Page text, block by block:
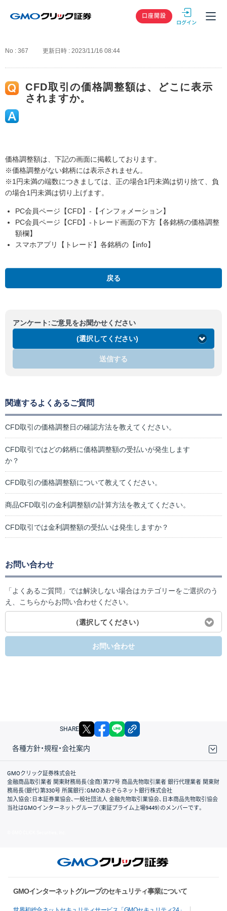
GMOクリック
口座開設
No : 367 更新日時 : 2023/11/16 08:44
CFD取引の価格調整額は、どこに表示
されますか。
価格調整額は、下記の画面に掲載しております。
※価格調整がない銘柄には表示されません。
※1円未満の端数につきましては、正の場合1円未満は切り捨て、負
の場合1円未満は切り上げます。
PC会員ページ【CFD】-【インフォメーション】
PC会員ページ【CFD】-トレード画面の下方【各銘柄の価格調整
額欄】
スマホアプリ【トレード】各銘柄の【info】
戻る
アンケート:ご意見をお聞かせください
(選択してください)
送信する
関連するよくあるご質問
CFD取引の価格調整日の確認方法を教えてください。
CFD取引ではどの銘柄に価格調整額の受払いが発生します
か？
CFD取引の価格調整額について教えてください。
商品CFD取引の金利調整額の計算方法を教えてください。
CFD取引では金利調整額の受払いは発生しますか？
お問い合わせ
「よくあるご質問」では解決しない場合はカテゴリーをご選択のう
え、こちらからお問い合わせください。
（選択してください）
お問い合わせ
SHARE X facebook
各種方針・規程・会社案内
取引規程・約款
サイトマップ
その他のご案内
個人情報保護方針
最良執行方針
サイトのご利用について
ディスクレイマー
信託保全
リスク説明
会社案内
GMOクリック証券株式会社
金融商品取引業者 関東財務局長（金商）第77号 商品先物取引業者 銀行代理業者 関東財
務局長（銀代）第330号 所属銀行：GMOあおぞらネット銀行株式会社
加入協会：日本証券業協会、一般社団法人 金融先物取引業協会、日本商品先物取引協会
当社はGMOインターネットグループ（東証プライム上場9449）のメンバーです。
GMOインターネットグループのセキュリティ事業について